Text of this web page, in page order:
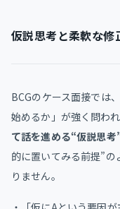
仮説思考と柔軟な修
BCGのケース面接では
始めるか」が強く問わ
て話を進める“仮説思考
的に置いてみる前提”
りません。